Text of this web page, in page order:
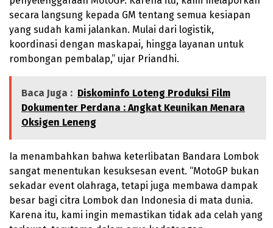
secara langsung kepada GM tentang semua kesiapan
yang sudah kami jalankan. Mulai dari logistik,
koordinasi dengan maskapai, hingga layanan untuk
rombongan pembalap,” ujar Priandhi.
Baca Juga : Diskominfo Loteng Produksi Film
Dokumenter Perdana : Angkat Keunikan Menara
Oksigen Leneng
Ia menambahkan bahwa keterlibatan Bandara Lombok
sangat menentukan kesuksesan event. “MotoGP bukan
sekadar event olahraga, tetapi juga membawa dampak
besar bagi citra Lombok dan Indonesia di mata dunia.
Karena itu, kami ingin memastikan tidak ada celah yang